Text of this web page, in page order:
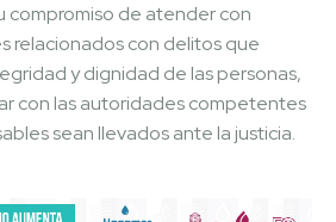
compromiso de atender con
relacionados con delitos que
y dignidad de las personas,
con las autoridades competentes
sean llevados ante la justicia.